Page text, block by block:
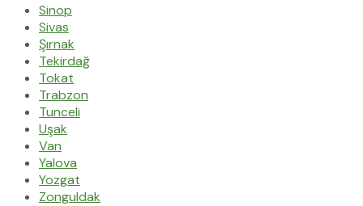
Sinop
Sivas
Şırnak
Tekirdağ
Tokat
Trabzon
Tunceli
Uşak
Van
Yalova
Yozgat
Zonguldak